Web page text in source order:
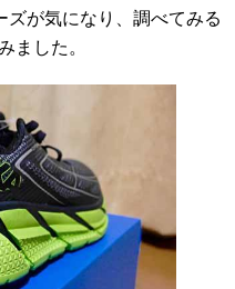
ズが気になり、調べてみる
ました。